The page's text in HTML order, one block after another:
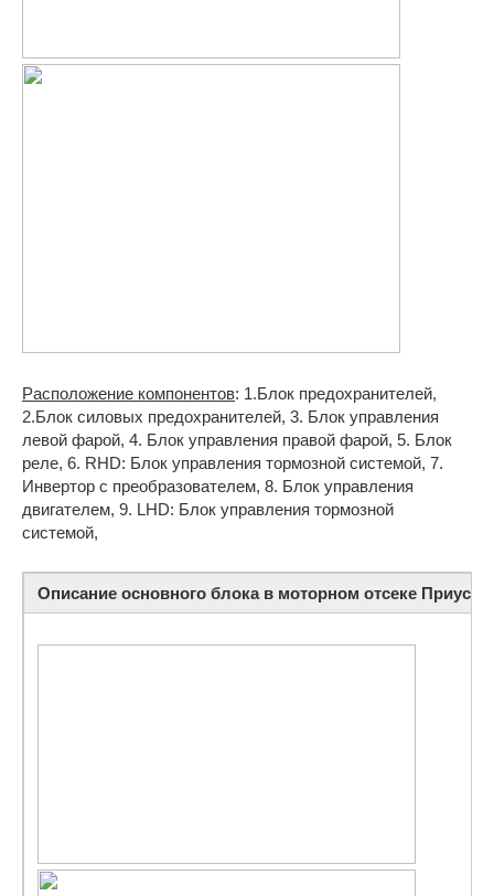
Расположение компонентов: 1.Блок предохранителей,
2.Блок силовых предохранителей, 3. Блок управления
левой фарой, 4. Блок управления правой фарой, 5. Блок
реле, 6. RHD: Блок управления тормозной системой, 7.
Инвертор с преобразователем, 8. Блок управления
двигателем, 9. LHD: Блок управления тормозной
системой,
Описание основного блока в моторном отсеке Приус